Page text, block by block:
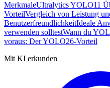
MerkmaleUltralytics YOLO11
VorteilVergleich von Leistung
BenutzerfreundlichkeitIdeale
verwenden solltestWann du
voraus: Der YOLO26-Vorteil
Mit KI erkunden